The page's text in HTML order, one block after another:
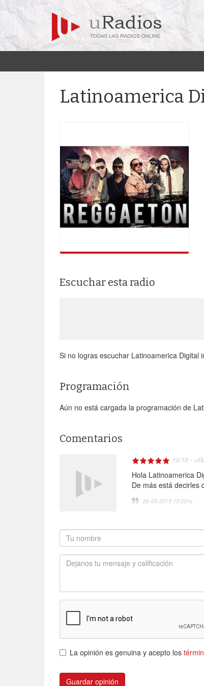
Latinoamerica
Escuchar esta radio
Si no logras escuchar Latinoamerica Digital
Programación
Aún no está cargada la programación de
Comentarios
10/10 -
Hola Latinoamerica
De más está decirles
26-03-2015 15:00hs
La opinión es genuina y acepto los
Guardar opinión